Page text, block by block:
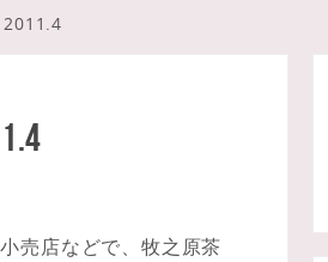
売店などで、牧之原茶